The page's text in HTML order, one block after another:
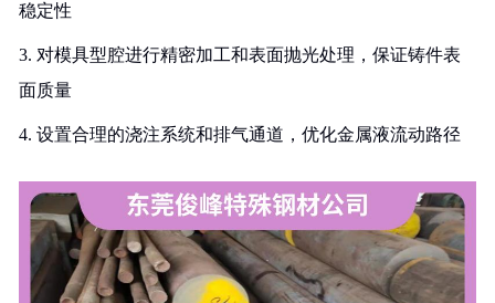
稳定性
3. 对模具型腔进行精密加工和表面抛光处理，保证铸件表
面质量
4. 设置合理的浇注系统和排气通道，优化金属液流动路径